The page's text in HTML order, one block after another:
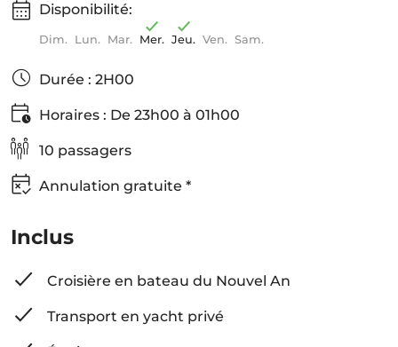
Disponibilité:
Dim. Lun. Mar. Mer. Jeu. Ven. Sam.
Durée : 2H00
Horaires : De 23h00 à 01h00
10 passagers
Annulation gratuite *
Inclus
Croisière en bateau du Nouvel An
Transport en yacht privé